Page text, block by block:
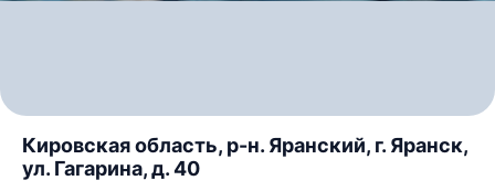
Кировская область, р-н. Яранский, г. Яранск,
ул. Гагарина, д. 40